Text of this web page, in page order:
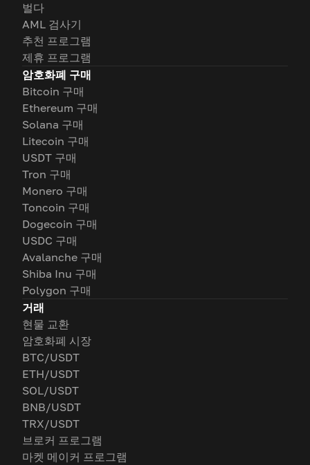
벌다
AML 검사기
추천 프로그램
제휴 프로그램
암호화폐 구매
Bitcoin 구매
Ethereum 구매
Solana 구매
Litecoin 구매
USDT 구매
Tron 구매
Monero 구매
Toncoin 구매
Dogecoin 구매
USDC 구매
Avalanche 구매
Shiba Inu 구매
Polygon 구매
거래
현물 교환
암호화폐 시장
BTC/USDT
ETH/USDT
SOL/USDT
BNB/USDT
TRX/USDT
브로커 프로그램
마켓 메이커 프로그램